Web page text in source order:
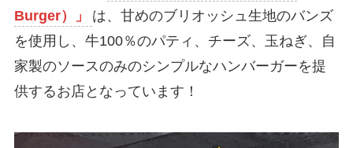
Burger）」
は、甘めのブリオッシュ生地のバンズ
を使用し、牛100％のパティ、チーズ、玉ねぎ、自
家製のソースのみのシンプルなハンバーガーを提
供するお店となっています！